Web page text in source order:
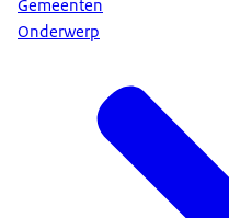
Gemeenten
Onderwerp